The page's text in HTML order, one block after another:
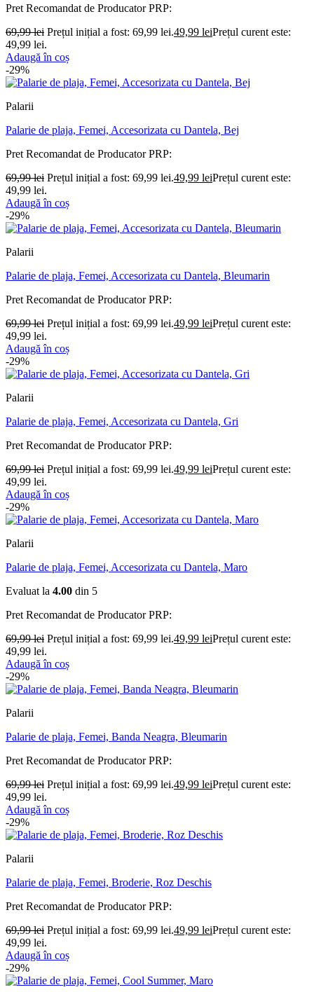
Pret Recomandat de ProducatorPRP:
69,99lei Prețul inițial a fost: 69,99 lei.49,99 leiPrețul curent este:
49,99 lei.
Adaugă în coș
-29%
Palarii
Palarie de plaja, Femei, Accesorizata cu Dantela, Bej
Pret Recomandat de ProducatorPRP:
69,99lei Prețul inițial a fost: 69,99 lei.49,99 leiPrețul curent este:
49,99 lei.
Adaugă în coș
-29%
Palarii
Palarie de plaja, Femei, Accesorizata cu Dantela, Bleumarin
Pret Recomandat de ProducatorPRP:
69,99lei Prețul inițial a fost: 69,99 lei.49,99 leiPrețul curent este:
49,99 lei.
Adaugă în coș
-29%
Palarii
Palarie de plaja, Femei, Accesorizata cu Dantela, Gri
Pret Recomandat de ProducatorPRP:
69,99lei Prețul inițial a fost: 69,99 lei.49,99 leiPrețul curent este:
49,99 lei.
Adaugă în coș
-29%
Palarii
Palarie de plaja, Femei, Accesorizata cu Dantela, Maro
Evaluat la 4.00 din 5
Pret Recomandat de ProducatorPRP:
69,99lei Prețul inițial a fost: 69,99 lei.49,99 leiPrețul curent este:
49,99 lei.
Adaugă în coș
-29%
Palarii
Palarie de plaja, Femei, Banda Neagra, Bleumarin
Pret Recomandat de ProducatorPRP:
69,99lei Prețul inițial a fost: 69,99 lei.49,99 leiPrețul curent este:
49,99 lei.
Adaugă în coș
-29%
Palarii
Palarie de plaja, Femei, Broderie, Roz Deschis
Pret Recomandat de ProducatorPRP:
69,99lei Prețul inițial a fost: 69,99 lei.49,99 leiPrețul curent este:
49,99 lei.
Adaugă în coș
-29%